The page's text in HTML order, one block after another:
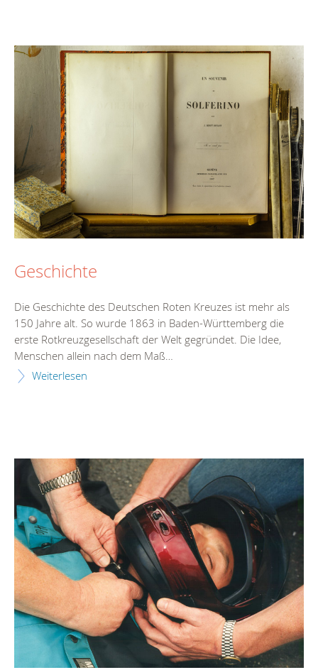
Geschichte
Die Geschichte des Deutschen Roten Kreuzes ist mehr als
150 Jahre alt. So wurde 1863 in Baden-Württemberg die
erste Rotkreuzgesellschaft der Welt gegründet. Die Idee,
Menschen allein nach dem Maß…
Weiterlesen